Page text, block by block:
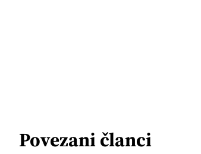
Povezani članci